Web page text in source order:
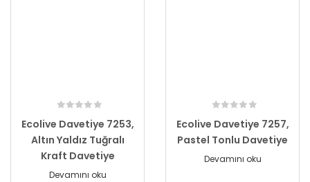
Ecolive Davetiye 7253,
Altın Yaldız Tuğralı
Kraft Davetiye
Devamını oku
Ecolive Davetiye 7257,
Pastel Tonlu Davetiye
Devamını oku